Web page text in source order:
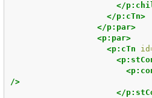
</
</p:cTn>
</p:par>
<p:par>
<p:cTn
/>
</